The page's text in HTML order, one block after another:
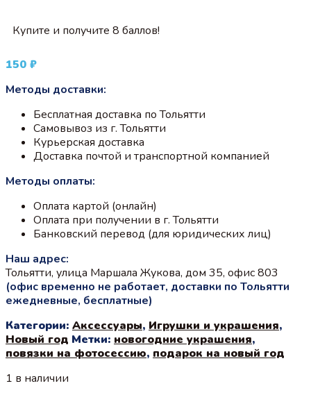
Купите и получите 8 баллов!
150 ₽
Методы доставки:
Бесплатная доставка по Тольятти
Самовывоз из г. Тольятти
Курьерская доставка
Доставка почтой и транспортной компанией
Методы оплаты:
Оплата картой (онлайн)
Оплата при получении в г. Тольятти
Банковский перевод (для юридических лиц)
Наш адрес:
Тольятти, улица Маршала Жукова, дом 35, офис 803
(офис временно не работает, доставки по Тольятти
ежедневные, бесплатные)
Категории: Аксессуары, Игрушки и украшения,
Новый год Метки: новогодние украшения,
повязки на фотосессию, подарок на новый год
1 в наличии